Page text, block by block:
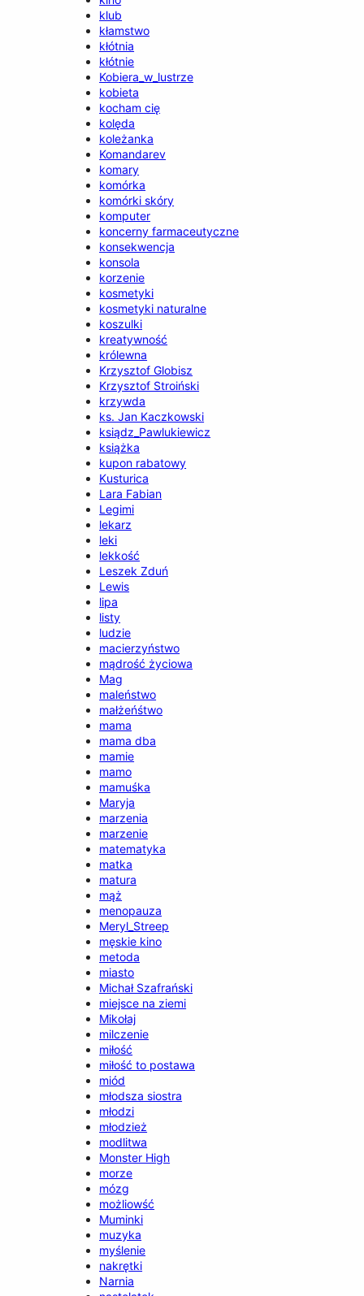
klub
kłamstwo
kłótnia
kłótnie
Kobiera_w_lustrze
kobieta
kocham cię
kolęda
koleżanka
Komandarev
komary
komórka
komórki skóry
komputer
koncerny farmaceutyczne
konsekwencja
konsola
korzenie
kosmetyki
kosmetyki naturalne
koszulki
kreatywność
królewna
Krzysztof Globisz
Krzysztof Stroiński
krzywda
ks. Jan Kaczkowski
ksiądz_Pawlukiewicz
książka
kupon rabatowy
Kusturica
Lara Fabian
Legimi
lekarz
leki
lekkość
Leszek Zduń
Lewis
lipa
listy
ludzie
macierzyństwo
mądrość życiowa
Mag
maleństwo
małżeńśtwo
mama
mama dba
mamie
mamo
mamuśka
Maryja
marzenia
marzenie
matematyka
matka
matura
mąż
menopauza
Meryl_Streep
męskie kino
metoda
miasto
Michał Szafrański
miejsce na ziemi
Mikołaj
milczenie
miłość
miłość to postawa
miód
młodsza siostra
młodzi
młodzież
modlitwa
Monster High
morze
mózg
możliowść
Muminki
muzyka
myślenie
nakrętki
Narnia